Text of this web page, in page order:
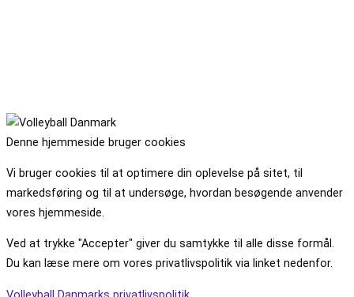
Denne hjemmeside bruger cookies
Vi bruger cookies til at optimere din oplevelse på sitet, til
markedsføring og til at undersøge, hvordan besøgende anvender
vores hjemmeside.
Ved at trykke "Accepter" giver du samtykke til alle disse formål.
Du kan læse mere om vores privatlivspolitik via linket nedenfor.
Volleyball Danmarks privatlivspolitik